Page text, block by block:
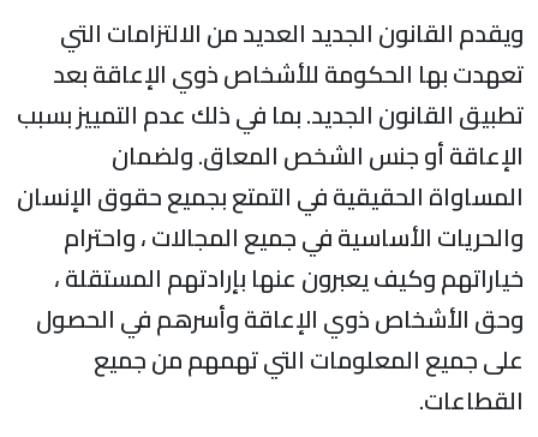
ويقدم القانون الجديد العديد من الالتزامات التي
تعهدت بها الحكومة للأشخاص ذوي الإعاقة بعد
تطبيق القانون الجديد. بما في ذلك عدم التمييز بسبب
الإعاقة أو جنس الشخص المعاق. ولضمان
المساواة الحقيقية في التمتع بجميع حقوق الإنسان
والحريات الأساسية في جميع المجالات ، واحترام
خياراتهم وكيف يعبرون عنها بإرادتهم المستقلة ،
وحق الأشخاص ذوي الإعاقة وأسرهم في الحصول
على جميع المعلومات التي تهمهم من جميع
القطاعات.